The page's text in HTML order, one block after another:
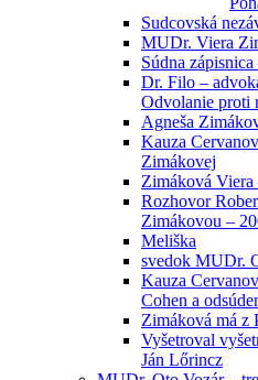
Sudcovská
MUDr. Viera
Súdna
Dr. Filo –
Odvolanie proti
Agneša
Kauza
Zimákovej
Zimáková
Rozhovor
Zimákovou –
Meliška
svedok MUDr.
Kauza
Cohen a
Zimáková má z
Vyšetroval
Ján Lőrincz